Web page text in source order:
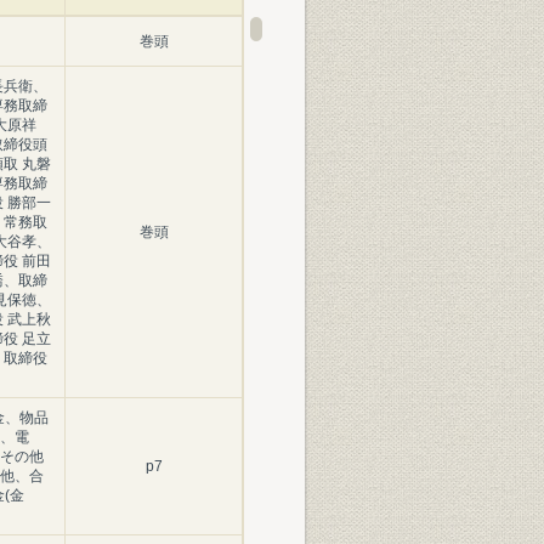
巻頭
衛、
務取締
原祥
締役頭
丸磐
務取締
勝部一
務取
孝、
前田
、取締
徳、
武上秋
足立
取締役
巻頭
、物品
電
の他
、合
(金
p7